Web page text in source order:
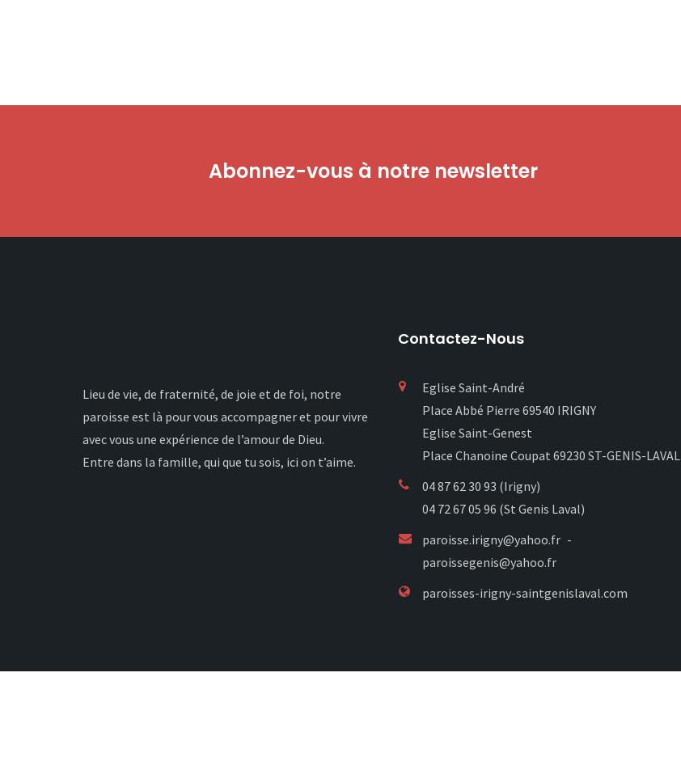
Abonnez-vous à notre newsletter
Lieu de vie, de fraternité, de joie et de foi, notre
paroisse est là pour vous accompagner et pour vivre
avec vous une expérience de l’amour de Dieu.
Entre dans la famille, qui que tu sois, ici on t’aime.
Contactez-Nous
Eglise Saint-André
Place Abbé Pierre 69540 IRIGNY
Eglise Saint-Genest
Place Chanoine Coupat 69230 ST-GENIS-LAVAL
04 87 62 30 93 (Irigny)
04 72 67 05 96 (St Genis Laval)
paroisse.irigny@yahoo.fr
paroissegenis@yahoo.fr
paroisses-irigny-saintgenislaval.com